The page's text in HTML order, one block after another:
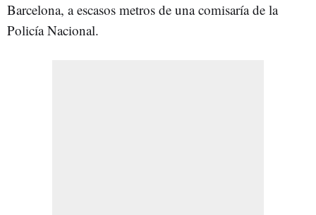
Barcelona, a escasos metros de una comisaría de la
Policía Nacional.